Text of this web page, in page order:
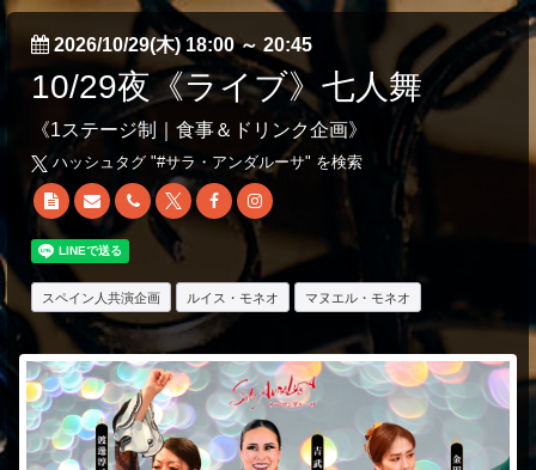
2026/10/29(木) 18:00～ 20:45
10/29夜《ライブ》七人舞
《1ステージ制｜食事＆ドリンク企画》
ハッシュタグ "#サラ・アンダルーサ" を検索
スペイン人共演企画 ルイス・モネオ マヌエル・モネオ